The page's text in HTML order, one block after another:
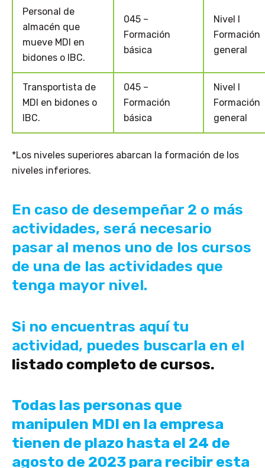
Personal de
almacén que
mueve MDI en
bidones o IBC.
045 –
Formación
básica
Nivel I
Formación
general
Transportista de
MDI en bidones o
IBC.
045 –
Formación
básica
Nivel I
Formación
general
*Los niveles superiores abarcan la formación de los
niveles inferiores.
En caso de desempeñar 2 o más
actividades, será necesario
pasar al menos uno de los cursos
de una de las actividades que
tenga mayor nivel.
Si no encuentras aquí tu
actividad, puedes buscarla en el
listado completo de cursos.
Todas las personas que
manipulen MDI en la empresa
tienen de plazo hasta el 24 de
agosto de 2023 para recibir esta